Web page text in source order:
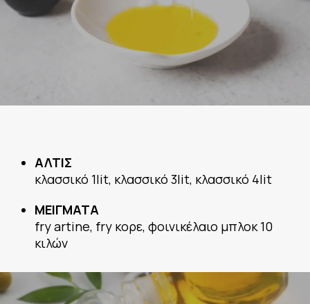
ΑΛΤΙΣ
κλασσικό 1lit, κλασσικό 3lit, κλασσικό 4lit
ΜΕΙΓΜΑΤΑ
fry artine, fry κορε, φοινικέλαιο μπλοκ 10
κιλών